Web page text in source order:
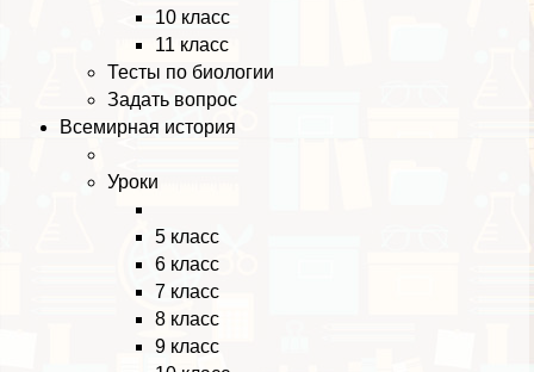
10 класс
11 класс
Тесты по биологии
Задать вопрос
Всемирная история
Уроки
5 класс
6 класс
7 класс
8 класс
9 класс